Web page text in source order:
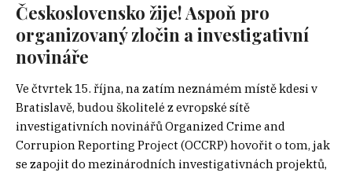
Československo žije! Aspoň pro
organizovaný zločin a investigativní
novináře
Ve čtvrtek 15. října, na zatím neznámém místě kdesi v
Bratislavě, budou školitelé z evropské sítě
investigativních novinářů Organized Crime and
Corrupion Reporting Project (OCCRP) hovořit o tom, jak
se zapojit do mezinárodních investigativnách projektů,